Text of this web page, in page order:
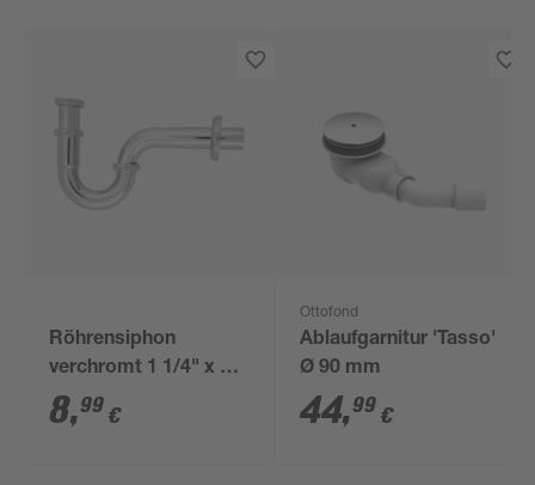
Röhrensiphon
verchromt 1 1/4" x 32
mm
8,99 €
Ottofond
Ablaufgarnitur 'Tasso'
Ø 90 mm
44,99 €